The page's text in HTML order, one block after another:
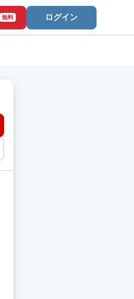
無料 ログイン